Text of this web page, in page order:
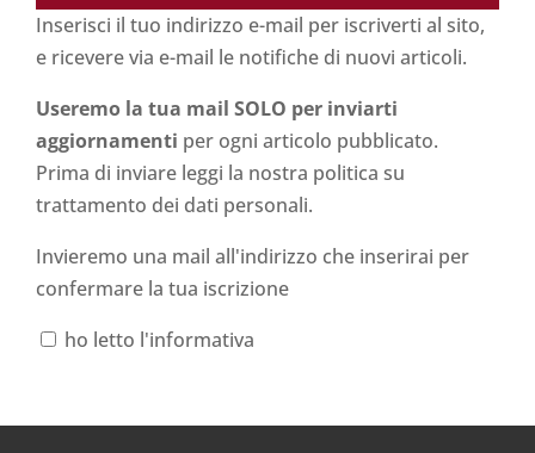
Inserisci il tuo indirizzo e-mail per iscriverti al sito,
e ricevere via e-mail le notifiche di nuovi articoli.
Useremo la tua mail SOLO per inviarti
aggiornamenti per ogni articolo pubblicato.
Prima di inviare leggi la nostra politica su
trattamento dei dati personali.
Invieremo una mail all'indirizzo che inserirai per
confermare la tua iscrizione
ho letto l'informativa